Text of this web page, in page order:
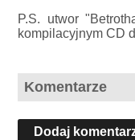
P.S. utwor
kompilacyjnym CD
Komentarze
Dodaj